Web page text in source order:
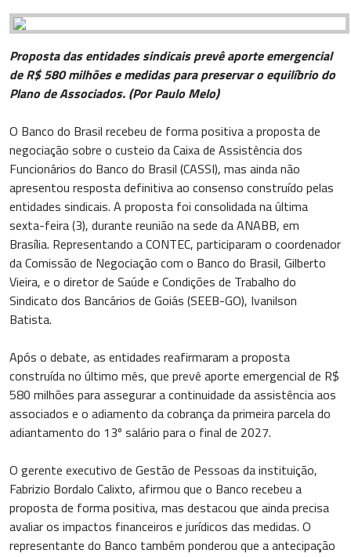
Proposta das entidades sindicais prevê aporte emergencial
de R$ 580 milhões e medidas para preservar o equilíbrio do
Plano de Associados. (Por Paulo Melo)
O Banco do Brasil recebeu de forma positiva a proposta de
negociação sobre o custeio da Caixa de Assistência dos
Funcionários do Banco do Brasil (CASSI), mas ainda não
apresentou resposta definitiva ao consenso construído pelas
entidades sindicais. A proposta foi consolidada na última
sexta-feira (3), durante reunião na sede da ANABB, em
Brasília. Representando a CONTEC, participaram o coordenador
da Comissão de Negociação com o Banco do Brasil, Gilberto
Vieira, e o diretor de Saúde e Condições de Trabalho do
Sindicato dos Bancários de Goiás (SEEB-GO), Ivanilson
Batista.
Após o debate, as entidades reafirmaram a proposta
construída no último mês, que prevê aporte emergencial de R$
580 milhões para assegurar a continuidade da assistência aos
associados e o adiamento da cobrança da primeira parcela do
adiantamento do 13º salário para o final de 2027.
O gerente executivo de Gestão de Pessoas da instituição,
Fabrizio Bordalo Calixto, afirmou que o Banco recebeu a
proposta de forma positiva, mas destacou que ainda precisa
avaliar os impactos financeiros e jurídicos das medidas. O
representante do Banco também ponderou que a antecipação